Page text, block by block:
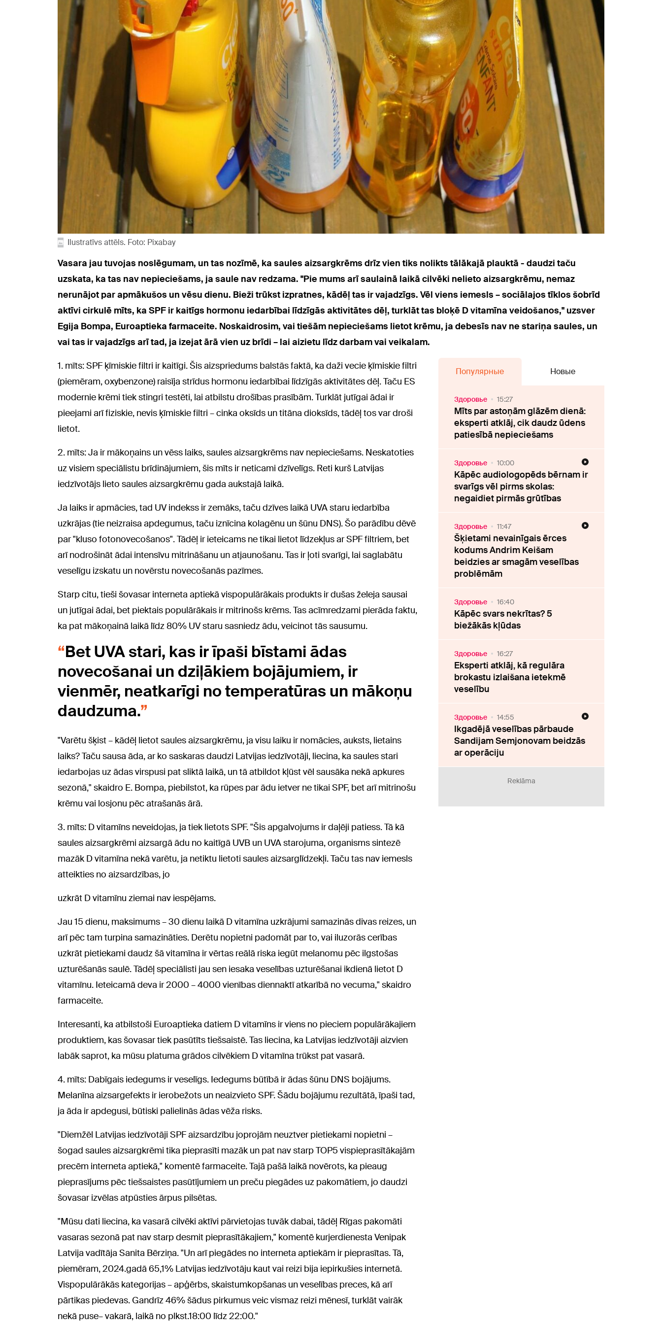
Ilustratīvs attēls. Foto: Pixabay
Vasara jau tuvojas noslēgumam, un tas nozīmē, ka saules aizsargkrēms drīz vien tiks nolikts tālākajā plauktā - daudzi taču
uzskata, ka tas nav nepieciešams, ja saule nav redzama. "Pie mums arī saulainā laikā cilvēki nelieto aizsargkrēmu, nemaz
nerunājot par apmākušos un vēsu dienu. Bieži trūkst izpratnes, kādēļ tas ir vajadzīgs. Vēl viens iemesls – sociālajos tīklos šobrīd
aktīvi cirkulē mīts, ka SPF ir kaitīgs hormonu iedarbībai līdzīgās aktivitātes dēļ, turklāt tas bloķē D vitamīna veidošanos," uzsver
Egija Bompa, Euroaptieka farmaceite. Noskaidrosim, vai tiešām nepieciešams lietot krēmu, ja debesīs nav ne stariņa saules, un
vai tas ir vajadzīgs arī tad, ja izejat ārā vien uz brīdi – lai aizietu līdz darbam vai veikalam.
1. mīts: SPF ķīmiskie filtri ir kaitīgi. Šis aizspriedums balstās faktā, ka daži vecie ķīmiskie filtri
(piemēram, oxybenzone) raisīja strīdus hormonu iedarbībai līdzīgās aktivitātes dēļ. Taču ES
modernie krēmi tiek stingri testēti, lai atbilstu drošības prasībām. Turklāt jutīgai ādai ir
pieejami arī fiziskie, nevis ķīmiskie filtri – cinka oksīds un titāna dioksīds, tādēļ tos var droši
lietot.
2. mīts: Ja ir mākoņains un vēss laiks, saules aizsargkrēms nav nepieciešams. Neskatoties
uz visiem speciālistu brīdinājumiem, šis mīts ir neticami dzīvelīgs. Reti kurš Latvijas
iedzīvotājs lieto saules aizsargkrēmu gada aukstajā laikā.
Ja laiks ir apmācies, tad UV indekss ir zemāks, taču dzīves laikā UVA staru iedarbība
uzkrājas (tie neizraisa apdegumus, taču iznīcina kolagēnu un šūnu DNS). Šo parādību dēvē
par "kluso fotonovecošanos". Tādēļ ir ieteicams ne tikai lietot līdzekļus ar SPF filtriem, bet
arī nodrošināt ādai intensīvu mitrināšanu un atjaunošanu. Tas ir ļoti svarīgi, lai saglabātu
veselīgu izskatu un novērstu novecošanās pazīmes.
Starp citu, tieši šovasar interneta aptiekā vispopulārākais produkts ir dušas želeja sausai
un jutīgai ādai, bet piektais populārākais ir mitrinošs krēms. Tas acīmredzami pierāda faktu,
ka pat mākoņainā laikā līdz 80% UV staru sasniedz ādu, veicinot tās sausumu.
Bet UVA stari, kas ir īpaši bīstami ādas
novecošanai un dziļākiem bojājumiem, ir
vienmēr, neatkarīgi no temperatūras un mākoņu
daudzuma.
"Varētu šķist – kādēļ lietot saules aizsargkrēmu, ja visu laiku ir nomācies, auksts, lietains
laiks? Taču sausa āda, ar ko saskaras daudzi Latvijas iedzīvotāji, liecina, ka saules stari
iedarbojas uz ādas virspusi pat sliktā laikā, un tā atbildot kļūst vēl sausāka nekā apkures
sezonā," skaidro E. Bompa, piebilstot, ka rūpes par ādu ietver ne tikai SPF, bet arī mitrinošu
krēmu vai losjonu pēc atrašanās ārā.
3. mīts: D vitamīns neveidojas, ja tiek lietots SPF. "Šis apgalvojums ir daļēji patiess. Tā kā
saules aizsargkrēmi aizsargā ādu no kaitīgā UVB un UVA starojuma, organisms sintezē
mazāk D vitamīna nekā varētu, ja netiktu lietoti saules aizsarglīdzekļi. Taču tas nav iemesls
atteikties no aizsardzības, jo
uzkrāt D vitamīnu ziemai nav iespējams.
Jau 15 dienu, maksimums – 30 dienu laikā D vitamīna uzkrājumi samazinās divas reizes, un
arī pēc tam turpina samazināties. Derētu nopietni padomāt par to, vai iluzorās cerības
uzkrāt pietiekami daudz šā vitamīna ir vērtas reālā riska iegūt melanomu pēc ilgstošas
uzturēšanās saulē. Tādēļ speciālisti jau sen iesaka veselības uzturēšanai ikdienā lietot D
vitamīnu. Ieteicamā deva ir 2000 – 4000 vienības diennaktī atkarībā no vecuma," skaidro
farmaceite.
Interesanti, ka atbilstoši Euroaptieka datiem D vitamīns ir viens no pieciem populārākajiem
produktiem, kas šovasar tiek pasūtīts tiešsaistē. Tas liecina, ka Latvijas iedzīvotāji aizvien
labāk saprot, ka mūsu platuma grādos cilvēkiem D vitamīna trūkst pat vasarā.
4. mīts: Dabīgais iedegums ir veselīgs. Iedegums būtībā ir ādas šūnu DNS bojājums.
Melanīna aizsargefekts ir ierobežots un neaizvieto SPF. Šādu bojājumu rezultātā, īpaši tad,
ja āda ir apdegusi, būtiski palielinās ādas vēža risks.
"Diemžēl Latvijas iedzīvotāji SPF aizsardzību joprojām neuztver pietiekami nopietni –
šogad saules aizsargkrēmi tika pieprasīti mazāk un pat nav starp TOP5 vispieprasītākajām
precēm interneta aptiekā," komentē farmaceite. Tajā pašā laikā novērots, ka pieaug
pieprasījums pēc tiešsaistes pasūtījumiem un preču piegādes uz pakomātiem, jo daudzi
šovasar izvēlas atpūsties ārpus pilsētas.
"Mūsu dati liecina, ka vasarā cilvēki aktīvi pārvietojas tuvāk dabai, tādēļ Rīgas pakomāti
vasaras sezonā pat nav starp desmit pieprasītākajiem," komentē kurjerdienesta Venipak
Latvija vadītāja Sanita Bērziņa. "Un arī piegādes no interneta aptiekām ir pieprasītas. Tā,
piemēram, 2024.gadā 65,1% Latvijas iedzīvotāju kaut vai reizi bija iepirkušies internetā.
Vispopulārākās kategorijas – apģērbs, skaistumkopšanas un veselības preces, kā arī
pārtikas piedevas. Gandrīz 46% šādus pirkumus veic vismaz reizi mēnesī, turklāt vairāk
nekā puse– vakarā, laikā no plkst.18:00 līdz 22:00."
Популярные Новые
Здоровье 15:27
Mīts par astoņām glāzēm dienā:
eksperti atklāj, cik daudz ūdens
patiesībā nepieciešams
Здоровье 10:00
Kāpēc audiologopēds bērnam ir
svarīgs vēl pirms skolas:
negaidiet pirmās grūtības
Здоровье 11:47
Šķietami nevainīgais ērces
kodums Andrim Keišam
beidzies ar smagām veselības
problēmām
Здоровье 16:40
Kāpēc svars nekrītas? 5
biežākās kļūdas
Здоровье 16:27
Eksperti atklāj, kā regulāra
brokastu izlaišana ietekmē
veselību
Здоровье 14:55
Ikgadējā veselības pārbaude
Sandijam Semjonovam beidzās
ar operāciju
Reklāma